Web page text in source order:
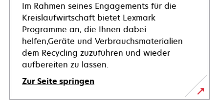
Im Rahmen seines Engagements für die
Kreislaufwirtschaft bietet Lexmark
Programme an, die Ihnen dabei
helfen,Geräte und Verbrauchsmaterialien
dem Recycling zuzuführen und wieder
aufbereiten zu lassen.
Zur Seite springen